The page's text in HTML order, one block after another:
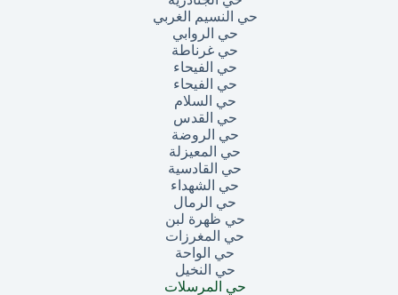
حي النسيم الغربي
حي الروابي
حي غرناطة
حي الفيحاء
حي الفيحاء
حي السلام
حي القدس
حي الروضة
حي المعيزلة
حي القادسية
حي الشهداء
حي الرمال
حي ظهرة لبن
حي المغرزات
حي الواحة
حي النخيل
حي المرسلات